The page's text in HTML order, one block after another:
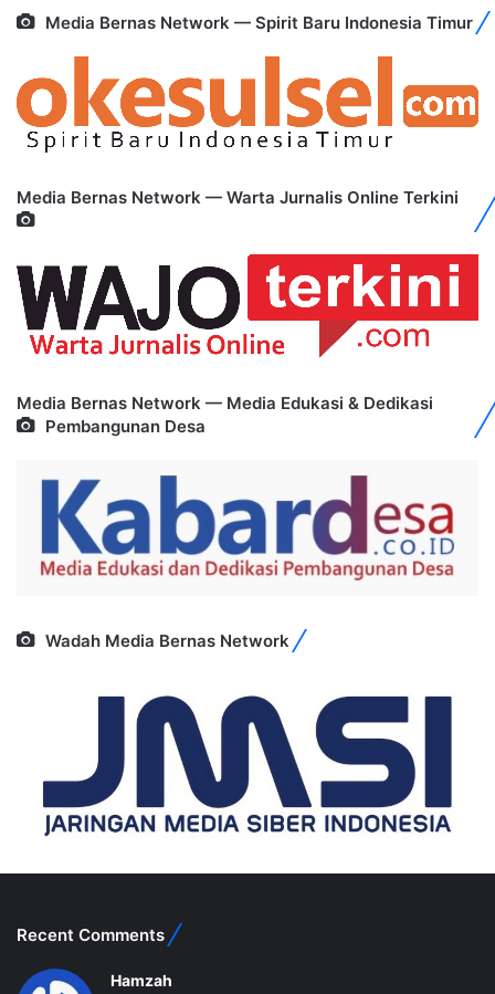
Media Bernas Network — Spirit Baru Indonesia Timur
Media Bernas Network — Warta Jurnalis Online Terkini
Media Bernas Network — Media Edukasi & Dedikasi
Pembangunan Desa
Wadah Media Bernas Network
Recent Comments
Hamzah